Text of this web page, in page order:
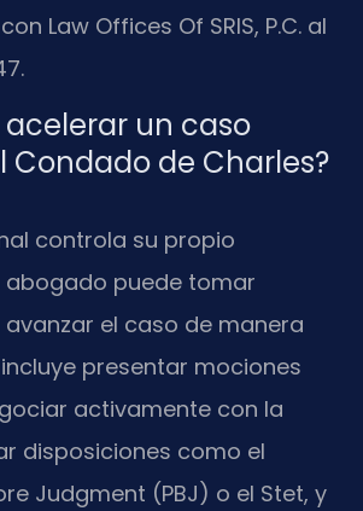
Law Offices Of SRIS, P.C. al
acelerar un caso
Condado de Charles?
controla su propio
abogado puede tomar
el caso de manera
presentar mociones
activamente con la
disposiciones como el
Judgment (PBJ) o el Stet, y